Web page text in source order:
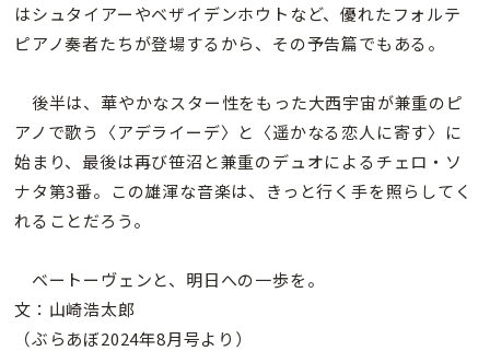
はシュタイアーやベザイデンホウトなど、優れたフォルテ
ピアノ奏者たちが登場するから、その予告篇でもある。
後半は、華やかなスター性をもった大西宇宙が兼重のピ
アノで歌う〈アデライーデ〉と〈遥かなる恋人に寄す〉に
始まり、最後は再び笹沼と兼重のデュオによるチェロ・ソ
ナタ第3番。この雄渾な音楽は、きっと行く手を照らしてく
れることだろう。
ベートーヴェンと、明日への一歩を。
文：山崎浩太郎
（ぶらあぼ2024年8月号より）